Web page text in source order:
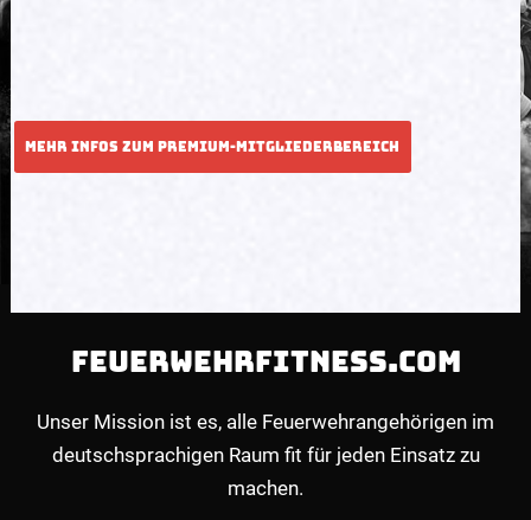
FEUERWEHRFITNESS.COM
Unser Mission ist es, alle Feuerwehrangehörigen im
deutschsprachigen Raum fit für jeden Einsatz zu
machen.